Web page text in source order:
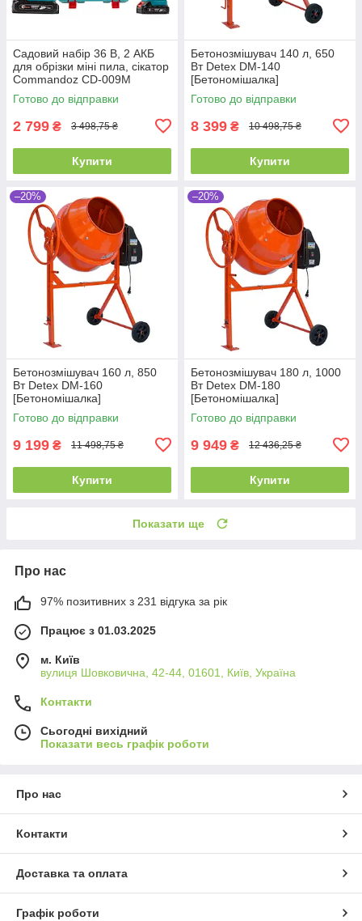
Садовий набір 36 В, 2 АКБ
для обрізки міні пила, сікатор
Commandoz CD-009M
Готово до відправки
2 799 ₴ 3 498,75 ₴
Купити
Бетонозмішувач 140 л, 650
Вт Detex DM-140
[Бетономішалка]
Готово до відправки
8 399 ₴ 10 498,75 ₴
Купити
–20%
Бетонозмішувач 160 л, 850
Вт Detex DM-160
[Бетономішалка]
Готово до відправки
9 199 ₴ 11 498,75 ₴
Купити
–20%
Бетонозмішувач 180 л, 1000
Вт Detex DM-180
[Бетономішалка]
Готово до відправки
9 949 ₴ 12 436,25 ₴
Купити
Показати ще
Про нас
97% позитивних з 231 відгука за рік
Працює з 01.03.2025
м. Київ
вулиця Шовковична, 42-44, 01601, Київ, Україна
Контакти
Сьогодні вихідний
Показати весь графік роботи
Про нас
Контакти
Доставка та оплата
Графік роботи